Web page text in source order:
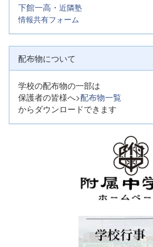
下館一高・ 近隣塾
情報共有フォーム
配布物について
学校の配布物の一部は
保護者の皆様へ>配布物一覧
からダウンロードできます